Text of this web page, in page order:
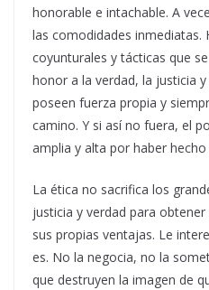
honorable e intachable. A
las comodidades inmediatas.
coyunturales y tácticas que
honor a la verdad, la justicia
poseen fuerza propia y
camino. Y si así no fuera, el
amplia y alta por haber
La ética no sacrifica los
justicia y verdad para
sus propias ventajas. Le
es. No la negocia, no la
que destruyen la imagen de